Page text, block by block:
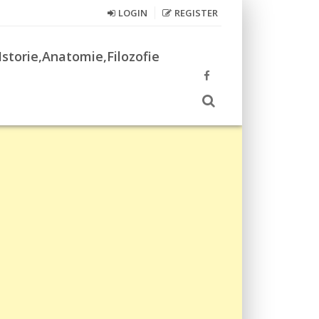
LOGIN REGISTER